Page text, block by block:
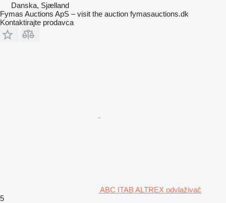
Danska, Sjælland
Fymas Auctions ApS – visit the auction fymasauctions.dk
Kontaktirajte prodavca
ABC ITAB ALTREX odvlaživač
5